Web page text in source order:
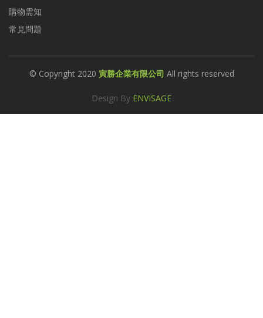
購物需知
常見問題
© Copyright 2020 寅勝企業有限公司 All rights reserved
Design By ENVISAGE